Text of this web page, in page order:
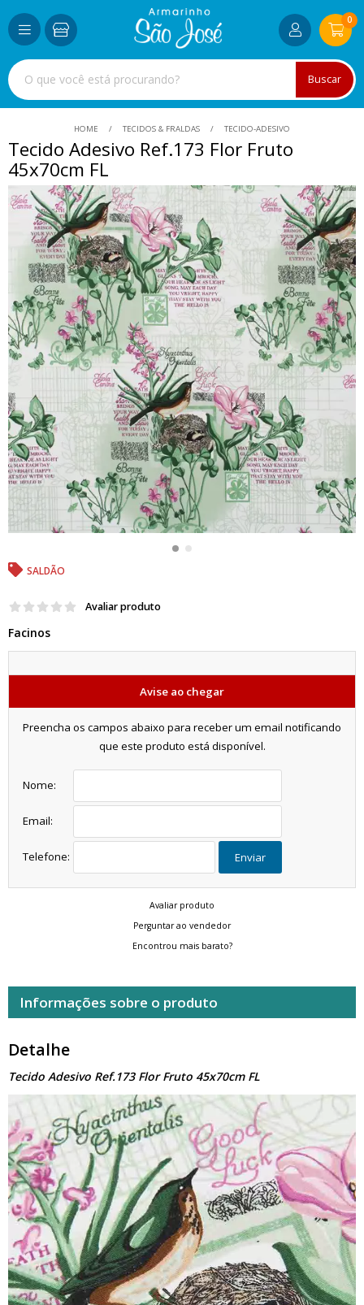
Buscar
0
HOME TECIDOS & FRALDAS TECIDO-ADESIVO
Tecido Adesivo Ref.173 Flor Fruto
45x70cm FL
SALDÃO
Avaliar produto
Facinos
Avise ao chegar
Preencha os campos abaixo para receber um email notificando
que este produto está disponível.
Nome:
Email:
Telefone: Enviar
Avaliar produto
Perguntar ao vendedor
Encontrou mais barato?
Informações sobre o produto
Detalhe
Tecido Adesivo Ref.173 Flor Fruto 45x70cm FL